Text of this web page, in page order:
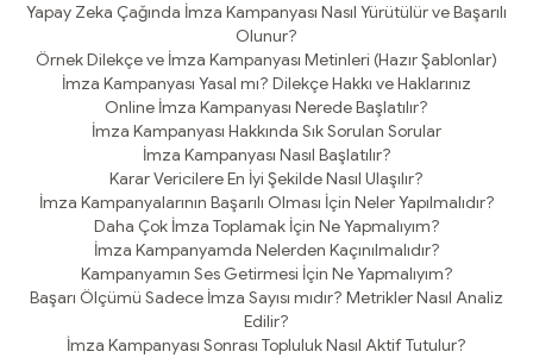
Yapay Zeka Çağında İmza Kampanyası Nasıl Yürütülür ve Başarılı
Olunur?
Örnek Dilekçe ve İmza Kampanyası Metinleri (Hazır Şablonlar)
İmza Kampanyası Yasal mı? Dilekçe Hakkı ve Haklarınız
Online İmza Kampanyası Nerede Başlatılır?
İmza Kampanyası Hakkında Sık Sorulan Sorular
İmza Kampanyası Nasıl Başlatılır?
Karar Vericilere En İyi Şekilde Nasıl Ulaşılır?
İmza Kampanyalarının Başarılı Olması İçin Neler Yapılmalıdır?
Daha Çok İmza Toplamak İçin Ne Yapmalıyım?
İmza Kampanyamda Nelerden Kaçınılmalıdır?
Kampanyamın Ses Getirmesi İçin Ne Yapmalıyım?
Başarı Ölçümü Sadece İmza Sayısı mıdır? Metrikler Nasıl Analiz
Edilir?
İmza Kampanyası Sonrası Topluluk Nasıl Aktif Tutulur?